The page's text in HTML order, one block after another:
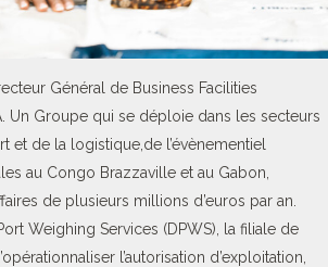
Général de Business Facilities
Un Groupe qui se déploie dans les secteurs
et de la logistique,de l’évènementiel
au Congo Brazzaville et au Gabon,
de plusieurs millions d’euros par an.
Weighing Services (DPWS), la filiale de
l’autorisation d’exploitation,